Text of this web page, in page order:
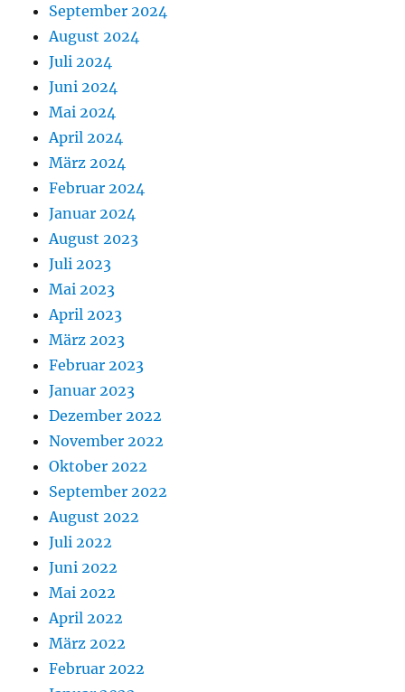
September 2024
August 2024
Juli 2024
Juni 2024
Mai 2024
April 2024
März 2024
Februar 2024
Januar 2024
August 2023
Juli 2023
Mai 2023
April 2023
März 2023
Februar 2023
Januar 2023
Dezember 2022
November 2022
Oktober 2022
September 2022
August 2022
Juli 2022
Juni 2022
Mai 2022
April 2022
März 2022
Februar 2022